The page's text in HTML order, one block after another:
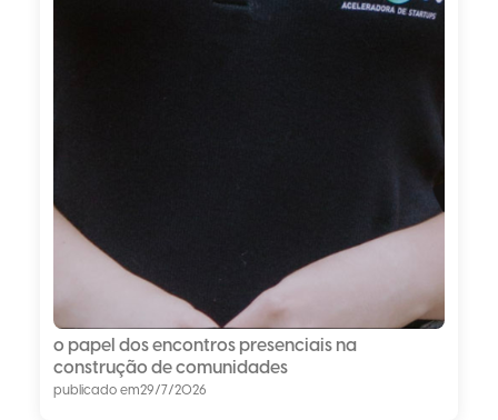
o papel dos encontros presenciais na
construção de comunidades
publicado em29/7/2026